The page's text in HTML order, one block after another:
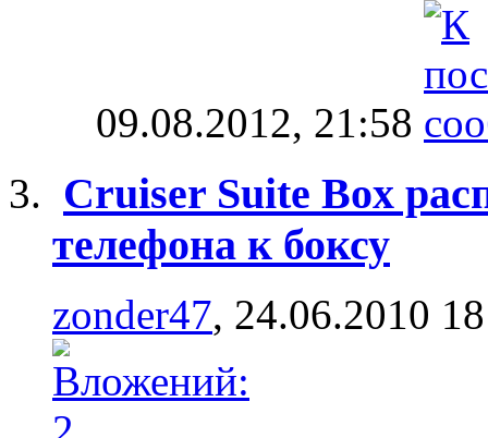
09.08.2012, 21:58
Cruiser Suite Box
телефона к боксу
zonder47, 24.06.2010